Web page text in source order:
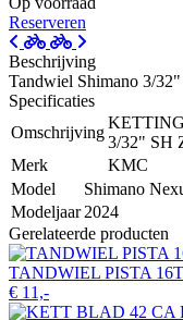
Reserveren
Beschrijving
Tandwiel Shimano 3/
Specificaties
Omschrijving
3/32" SH
Merk
KMC
Model
Shimano
Modeljaar 2024
Gerelateerde producten
TANDWIEL PISTA
€ 11,-